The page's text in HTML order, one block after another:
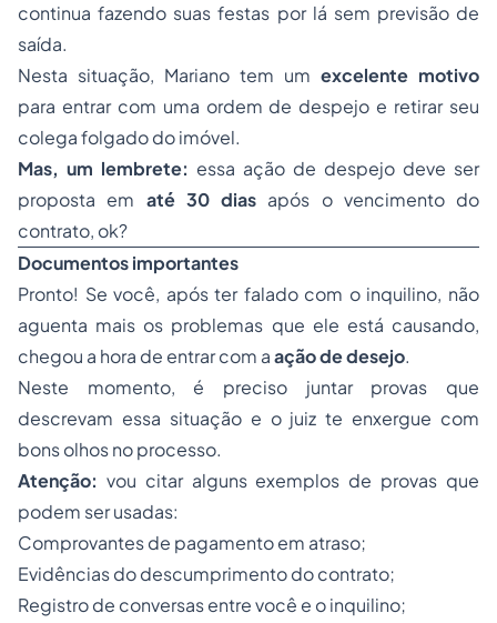
continua fazendo suas festas por lá sem previsão de
saída.
Nesta situação, Mariano tem um excelente motivo
para entrar com uma ordem de despejo e retirar seu
colega folgado do imóvel.
Mas, um lembrete: essa ação de despejo deve ser
proposta em até 30 dias após o vencimento do
contrato, ok?
Documentos importantes
Pronto! Se você, após ter falado com o inquilino, não
aguenta mais os problemas que ele está causando,
chegou a hora de entrar com aação de desejo.
Neste momento, é preciso juntar provas que
descrevam essa situação e o juiz te enxergue com
bons olhos no processo.
Atenção: vou citar alguns exemplos de provas que
podem ser usadas:
Comprovantes de pagamento em atraso;
Evidências do descumprimento do contrato;
Registro de conversas entre você e o inquilino;